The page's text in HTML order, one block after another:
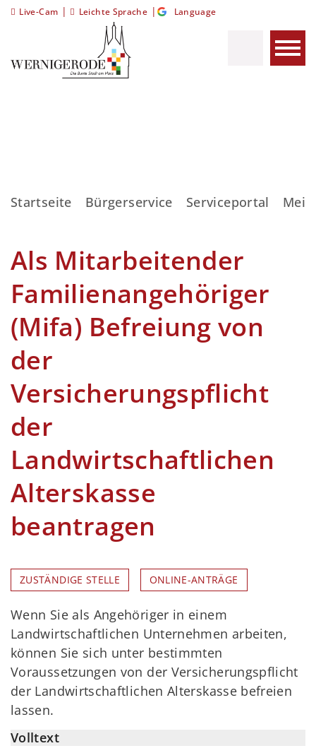
Live-Cam | Leichte Sprache | Language
Startseite Bürgerservice Serviceportal
Als Mitarbeitender
Familienangehöriger
(Mifa) Befreiung von
der
Versicherungspflicht
der
Landwirtschaftlichen
Alterskasse
beantragen
ZUSTÄNDIGE STELLE ONLINE-ANTRÄGE
Wenn Sie als Angehöriger in einem
Landwirtschaftlichen Unternehmen arbeiten,
können Sie sich unter bestimmten
Voraussetzungen von der Versicherungspflicht
der Landwirtschaftlichen Alterskasse befreien
lassen.
Volltext